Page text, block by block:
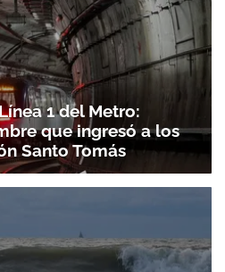
1 del Metro:
que ingresó a los
Santo Tomás